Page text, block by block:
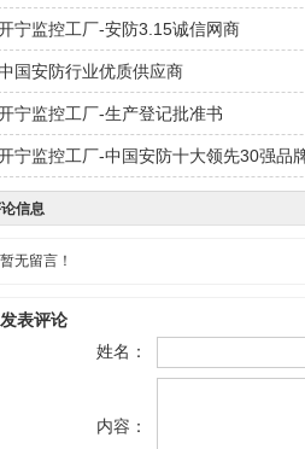
宁监控工厂-安防3.15诚信网商
国安防行业优质供应商
宁监控工厂-生产登记批准书
宁监控工厂-中国安防十大领先30强品
信息
暂无留言！
发表评论
姓名：
内容：